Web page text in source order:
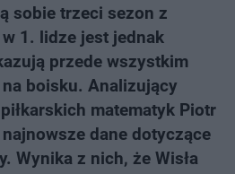
sobie trzeci sezon z
1. lidze jest jednak
przede wszystkim
boisku. Analizujący
matematyk Piotr
dane dotyczące
Wynika z nich, że Wisła